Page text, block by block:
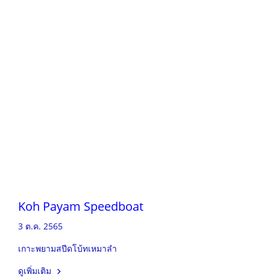
Koh Payam Speedboat
3 ต.ค. 2565
เกาะพยามสปีดโบ้ทเหมาลำ
ดูเพิ่มเติม